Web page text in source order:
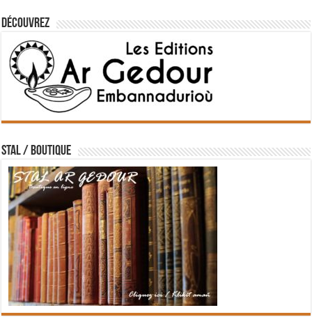
Découvrez
STAL / BOUTIQUE